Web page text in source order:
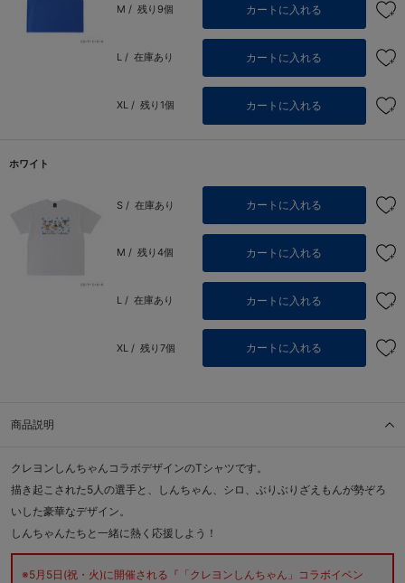
M / 残り9個 カートに入れる
L / 在庫あり カートに入れる
XL / 残り1個 カートに入れる
ホワイト
S / 在庫あり カートに入れる
M / 残り4個 カートに入れる
L / 在庫あり カートに入れる
XL / 残り7個 カートに入れる
商品説明
クレヨンしんちゃんコラボデザインのTシャツです。
描き起こされた5人の選手と、しんちゃん、シロ、ぶりぶりざえもんが勢ぞろ
いした豪華なデザイン。
しんちゃんたちと一緒に熱く応援しよう！
※5月5日(祝・火)に開催される『「クレヨンしんちゃん」コラボイベン